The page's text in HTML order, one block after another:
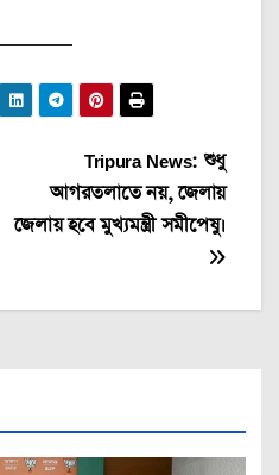
Tripura News: শুধু
আগরতলাতে নয়, জেলায়
জেলায় হবে মুখ্যমন্ত্রী সমীপেষু।